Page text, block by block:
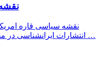
نقشه سیاسی قاره
انتشارات ایرانشناسی در مقیاس 1:11.400.000 در اندازه 100*70 …